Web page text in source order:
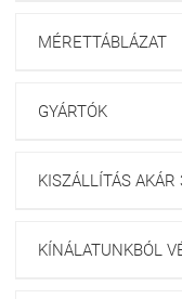
MÉRETTÁBLÁZAT
GYÁRTÓK
KISZÁLLÍTÁS
KÍNÁLATUNKBÓL